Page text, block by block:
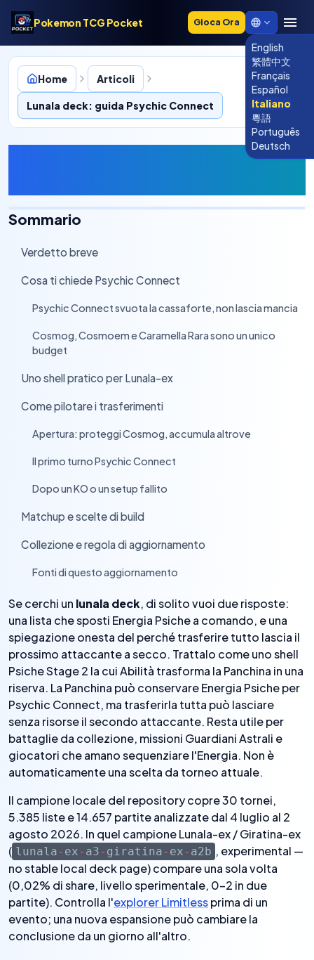
Pokemon TCG Pocket Gioca Ora
English
繁體中文
Français
Español
Italiano
粵語
Português
Deutsch
Home Articoli
Lunala deck: guida Psychic Connect
Lunala deck: guida Psychic
Sommario
Verdetto breve
Cosa ti chiede Psychic Connect
Psychic Connect svuota la cassaforte, non lascia mancia
Cosmog, Cosmoem e Caramella Rara sono un unico
budget
Uno shell pratico per Lunala-ex
Come pilotare i trasferimenti
Apertura: proteggi Cosmog, accumula altrove
Il primo turno Psychic Connect
Dopo un KO o un setup fallito
Matchup e scelte di build
Collezione e regola di aggiornamento
Fonti di questo aggiornamento
Se cerchi un lunala deck, di solito vuoi due risposte:
una lista che sposti Energia Psiche a comando, e una
spiegazione onesta del perché trasferire tutto lascia il
prossimo attaccante a secco. Trattalo come uno shell
Psiche Stage 2 la cui Abilità trasforma la Panchina in una
riserva. La Panchina può conservare Energia Psiche per
Psychic Connect, ma trasferirla tutta può lasciare
senza risorse il secondo attaccante. Resta utile per
battaglie da collezione, missioni Guardiani Astrali e
giocatori che amano sequenziare l'Energia. Non è
automaticamente una scelta da torneo attuale.
Il campione locale del repository copre 30 tornei,
5.385 liste e 14.657 partite analizzate dal 4 luglio al 2
agosto 2026. In quel campione Lunala-ex / Giratina-ex
( lunala- ex- a3- giratina- ex- a2b , experimental —
no stable local deck page) compare una sola volta
(0,02% di share, livello sperimentale, 0–2 in due
partite). Controlla l'explorer Limitlessprima di un
evento; una nuova espansione può cambiare la
conclusione da un giorno all'altro.